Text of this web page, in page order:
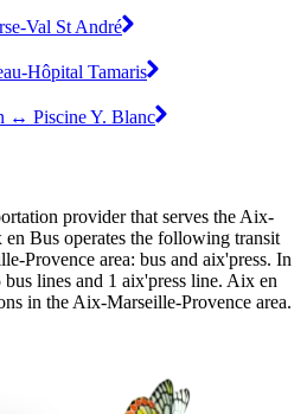
Val St André
Hôpital Tamaris
↔ Piscine Y. Blanc
provider that serves the Aix-
Bus operates the following transit
Provence area: bus and aix'press. In
lines and 1 aix'press line. Aix en
in the Aix-Marseille-Provence area.